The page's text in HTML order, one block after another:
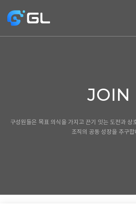
JOIN
구성원들은 목표 의식을 가지고 끈기 잇는 도전과 상
조직의 공동 성장을 추구합